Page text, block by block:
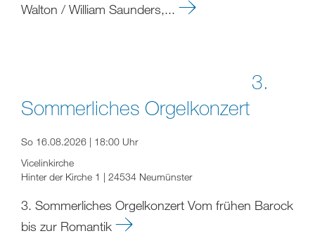
Walton / William Saunders,...
3.
Sommerliches Orgelkonzert
So 16.08.2026 | 18:00 Uhr
Vicelinkirche
Hinter der Kirche 1 | 24534 Neumünster
3. Sommerliches Orgelkonzert Vom frühen Barock
bis zur Romantik